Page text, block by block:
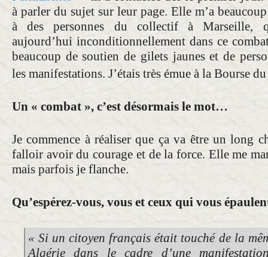
à parler du sujet sur leur page. Elle m’a beaucoup
à des personnes du collectif à Marseille,
aujourd’hui inconditionnellement dans ce
beaucoup de soutien de gilets jaunes et de
les manifestations. J’étais très émue à la Bourse
Un « combat », c’est désormais le mot…
Je commence à réaliser que ça va être un long
falloir avoir du courage et de la force. Elle me
mais parfois je flanche.
Qu’espérez-vous, vous et ceux qui vous
« Si un citoyen français était touché de la
Algérie dans le cadre d’une